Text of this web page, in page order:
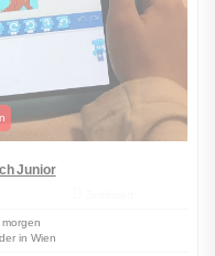
Junior
in Wien